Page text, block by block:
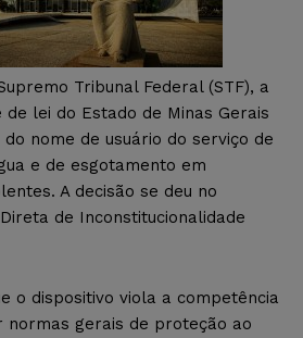
Tribunal Federal (STF), a
de lei do Estado de Minas Gerais
nome de usuário do serviço de
e de esgotamento em
A decisão se deu no
de Inconstitucionalidade
o dispositivo viola a competência
normas gerais de proteção ao